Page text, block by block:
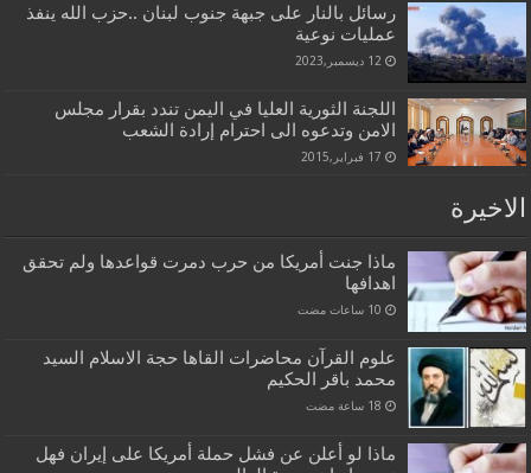
رسائل بالنار على جبهة جنوب لبنان ..حزب الله ينفذ
عمليات نوعية
12 ديسمبر,2023
اللجنة الثورية العليا في اليمن تندد بقرار مجلس
الامن وتدعوه الى احترام إرادة الشعب
17 فبراير,2015
الاخيرة
ماذا جنت أمريكا من حرب دمرت قواعدها ولم تحقق
اهدافها
علوم القرآن محاضرات القاها حجة الاسلام السيد
محمد باقر الحكيم
ماذا لو أعلن عن فشل حملة أمريكا على إيران فهل